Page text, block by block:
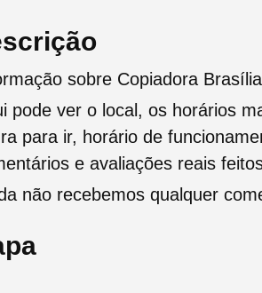
sobre Copiadora
pode ver o local, os horários
para ir, horário de
e avaliações reais
não recebemos qualquer